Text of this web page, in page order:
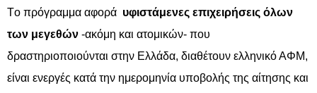
Tο πρόγραμμα αφορά υφιστάμενες επιχειρήσεις όλων
των μεγεθών -ακόμη και ατομικών- που
δραστηριοποιούνται στην Ελλάδα, διαθέτουν ελληνικό ΑΦΜ,
είναι ενεργές κατά την ημερομηνία υποβολής της αίτησης και